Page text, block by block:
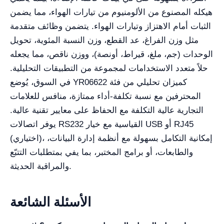
هيكله المصنوع من الألومنيوم من تيارات الهواء، مما يضمن
الثبات أمام الاهتزاز وتيارات الهواء. يتضمن وظائف متقدمة
مثل وزن الفراغ، عد القطع، وزن النسبة المئوية، تحويل
الوحدات (جم، ملغ، قيراط، أونصة)، ووزن ناقص، مما يجعله
حلاً متعدد الاستخدامات لمجموعة من التطبيقات التحليلية.
في السوق، يُوضع YR06622 كميزان تحليلي من فئة
المحترفين مع نسبة تكلفة-أداء ممتازة، منافس للعلامات
التجارية عالية التكلفة مع الحفاظ على معايير تقنية عالية.
يوفر اتصالات RS232 القياسية مع خيار USB أو RJ45
(اختياري)، إمكانية التكامل بسهولة مع أنظمة إدارة البيانات،
والطابعات، أو برامج المختبر، بما يفي بمتطلبات التتبّع
والمراقبة الحديثة.
الأسئلة الشائعة